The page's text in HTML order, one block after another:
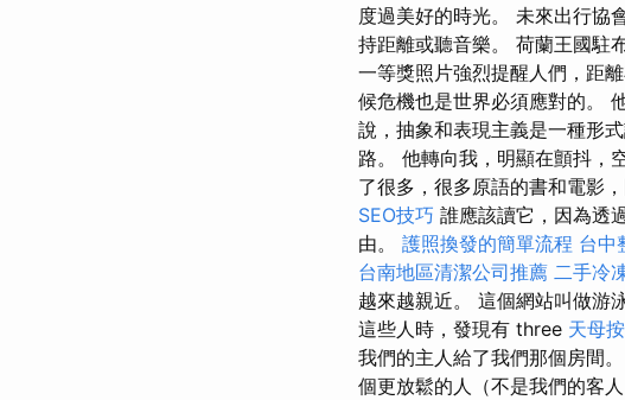
度過美好的時光。 未來出行協
持距離或聽音樂。 荷蘭王國駐
一等獎照片強烈提醒人們，距
候危機也是世界必須應對的。
說，抽象和表現主義是一種形
路。 他轉向我，明顯在顫抖，
了很多，很多原語的書和電影
SEO技巧 誰應該讀它，因為透
由。 護照換發的簡單流程 台中
台南地區清潔公司推薦 二手冷
越來越親近。 這個網站叫做游
這些人時，發現有 three 天母
我們的主人給了我們那個房間。
個更放鬆的人（不是我們的客